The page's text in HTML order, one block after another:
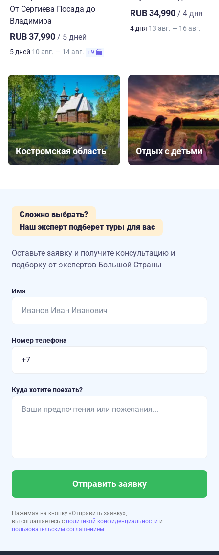
От Сергиева Посада до
Владимира
RUB 37,990 / 5 дней
5 дней 10 авг. — 14 авг. +9
RUB 34,990 / 4 дня
4 дня 13 авг. — 16 авг.
Костромская область Отдых с детьми
Сложно выбрать?
Наш эксперт подберет туры для вас
Оставьте заявку и получите консультацию и
подборку от экспертов Большой Страны
Имя
Номер телефона
Куда хотите поехать?
Отправить заявку
Нажимая на кнопку «Отправить заявку»,
вы соглашаетесь с политикой конфиденциальности и
пользовательским соглашением